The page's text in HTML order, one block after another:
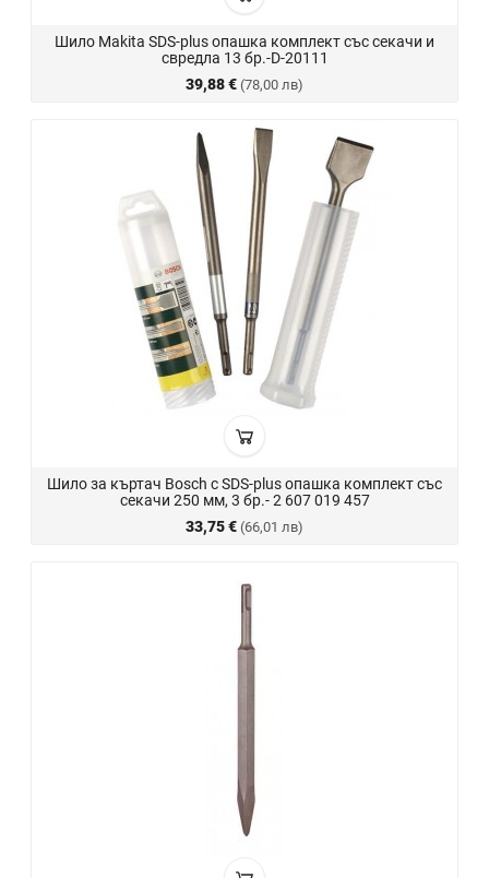
Шило Makita SDS-plus опашка комплект със секачи и
свредла 13 бр.-D-20111
39,88 € (78,00 лв)
Шило за къртач Bosch с SDS-plus опашка комплект със
секачи 250 мм, 3 бр.- 2 607 019 457
33,75 € (66,01 лв)